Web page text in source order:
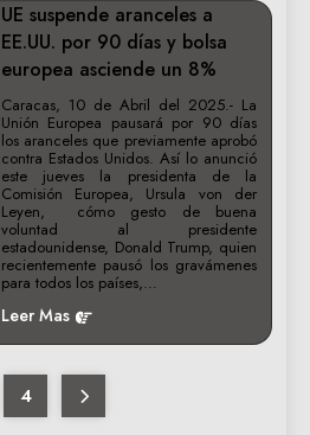
UE suspende aranceles a
EE.UU. por 90 días y bolsa
europea asciende un 8%
Caracas, 10 de Abril del 2025.- La
Unión Europea pausará por 90 días
los aranceles que previamente aprobó
contra Estados Unidos. Así lo anunció
este jueves la presidenta de la
Comisión Europea, Ursula von der
Leyen, cómo gesto de buena
voluntad al presidente
estadounidense, Donald Trump, quien
recientemente pausó los gravámenes
para todos los países,…
Leer Mas
4